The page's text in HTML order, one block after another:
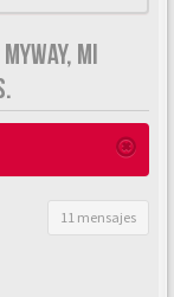
MI
11 mensajes